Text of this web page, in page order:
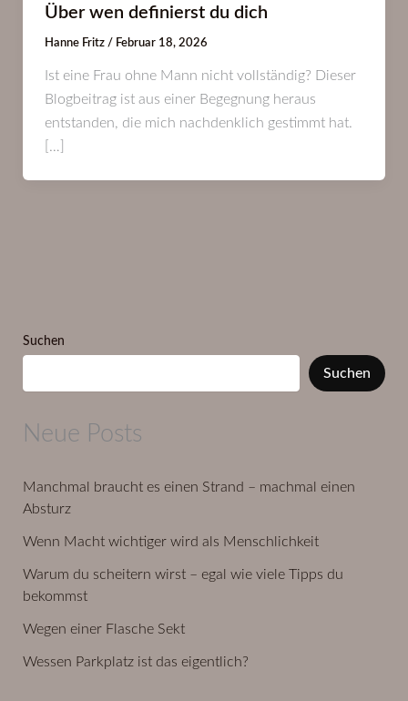
Über wen definierst du dich
Hanne Fritz / Februar 18, 2026
Ist eine Frau ohne Mann nicht vollständig? Dieser
Blogbeitrag ist aus einer Begegnung heraus
entstanden, die mich nachdenklich gestimmt hat.
[…]
Suchen
Suchen
Neue Posts
Manchmal braucht es einen Strand – machmal einen
Absturz
Wenn Macht wichtiger wird als Menschlichkeit
Warum du scheitern wirst – egal wie viele Tipps du
bekommst
Wegen einer Flasche Sekt
Wessen Parkplatz ist das eigentlich?